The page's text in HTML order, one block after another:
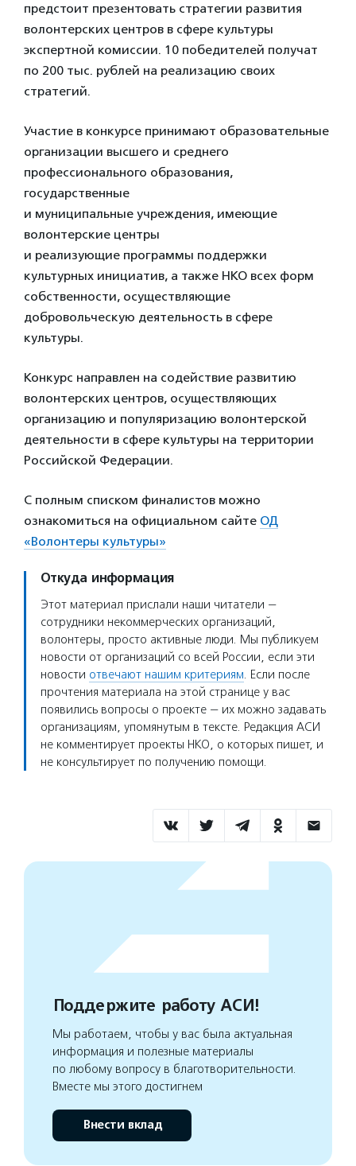
предстоит презентовать стратегии развития
волонтерских центров в сфере культуры
экспертной комиссии. 10 победителей получат
по 200 тыс. рублей на реализацию своих
стратегий.
Участие в конкурсе принимают образовательные
организации высшего и среднего
профессионального образования,
государственные
и муниципальные учреждения, имеющие
волонтерские центры
и реализующие программы поддержки
культурных инициатив, а также НКО всех форм
собственности, осуществляющие
добровольческую деятельность в сфере
культуры.
Конкурс направлен на содействие развитию
волонтерских центров, осуществляющих
организацию и популяризацию волонтерской
деятельности в сфере культуры на территории
Российской Федерации.
С полным списком финалистов можно
ознакомиться на официальном сайте ОД
«Волонтеры культуры»
Откуда информация
Этот материал прислали наши читатели —
сотрудники некоммерческих организаций,
волонтеры, просто активные люди. Мы публикуем
новости от организаций со всей России, если эти
новости отвечают нашим критериям. Если после
прочтения материала на этой странице у вас
появились вопросы о проекте — их можно задавать
организациям, упомянутым в тексте. Редакция АСИ
не комментирует проекты НКО, о которых пишет, и
не консультирует по получению помощи.
Поддержите работу АСИ!
Мы работаем, чтобы у вас была актуальная
информация и полезные материалы
по любому вопросу в благотворительности.
Вместе мы этого достигнем
Внести вклад